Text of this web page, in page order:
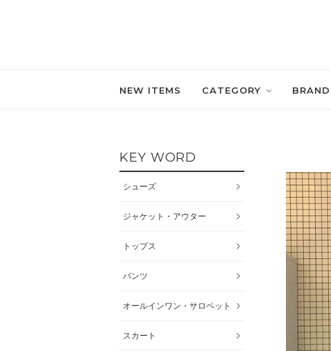
NEW ITEMS CATEGORY BRAND
KEY WORD
シューズ
ジャケット・アウター
トップス
パンツ
オールインワン・サロペット
スカート